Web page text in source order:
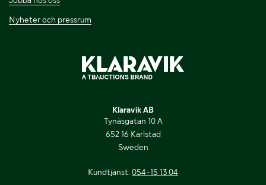
Nyheter och pressrum
Klaravik AB
Tynäsgatan 10 A
652 16 Karlstad
Sweden
Kundtjänst: 054-15 13 04